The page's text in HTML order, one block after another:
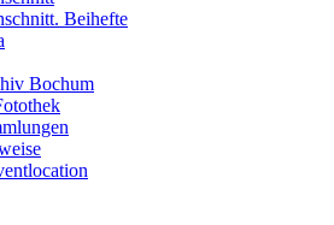
Beihefte
Bochum